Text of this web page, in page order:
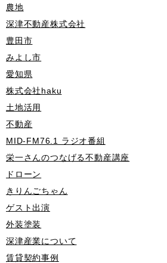
農地
深津不動産株式会社
豊田市
みよし市
愛知県
株式会社haku
土地活用
不動産
MID-FM76.1 ラジオ番組
栄一さんのつなげる不動産講座
ドローン
きりんごちゃん
ゲスト出演
外装塗装
深津産業について
賃貸契約事例